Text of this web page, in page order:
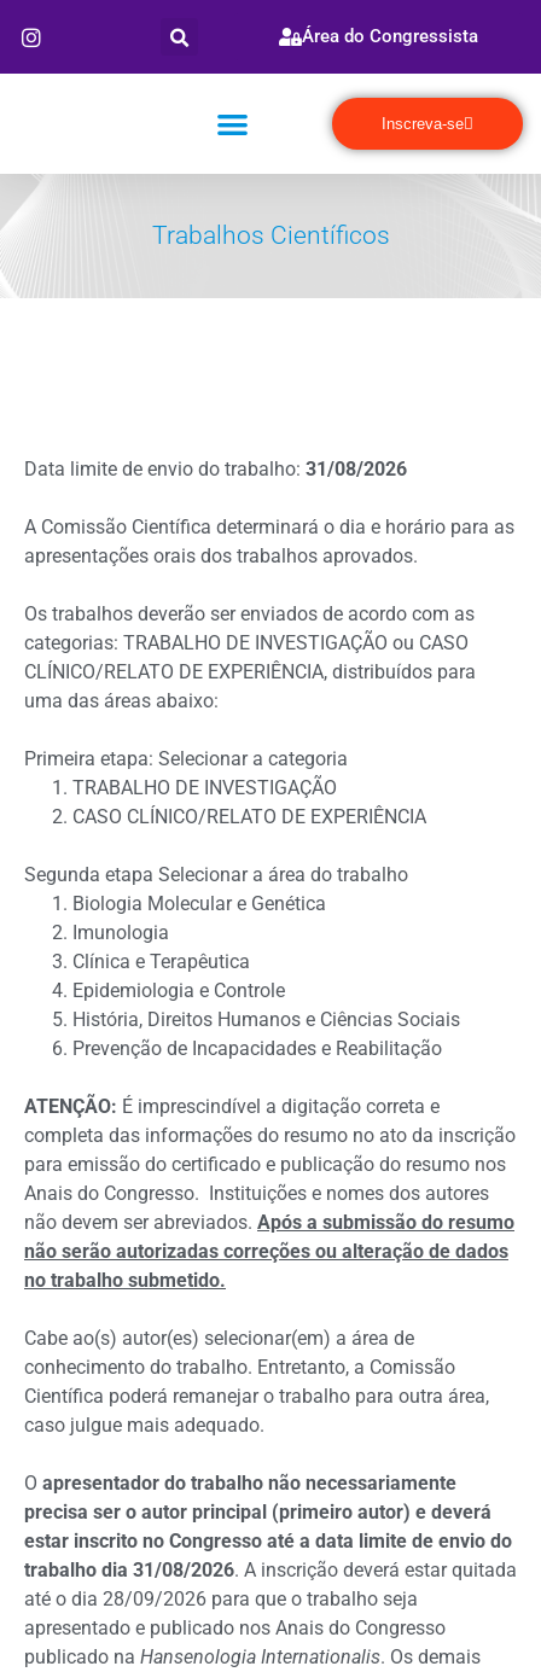
Área do Congressista
Inscreva-se
Trabalhos Científicos
Data limite de envio do trabalho: 31/08/2026
A Comissão Científica determinará o dia e horário para as
apresentações orais dos trabalhos aprovados.
Os trabalhos deverão ser enviados de acordo com as
categorias: TRABALHO DE INVESTIGAÇÃO ou CASO
CLÍNICO/RELATO DE EXPERIÊNCIA, distribuídos para
uma das áreas abaixo:
Primeira etapa: Selecionar a categoria
TRABALHO DE INVESTIGAÇÃO
CASO CLÍNICO/RELATO DE EXPERIÊNCIA
Segunda etapa Selecionar a área do trabalho
Biologia Molecular e Genética
Imunologia
Clínica e Terapêutica
Epidemiologia e Controle
História, Direitos Humanos e Ciências Sociais
Prevenção de Incapacidades e Reabilitação
ATENÇÃO: É imprescindível a digitação correta e
completa das informações do resumo no ato da inscrição
para emissão do certificado e publicação do resumo nos
Anais do Congresso. Instituições e nomes dos autores
não devem ser abreviados. Após a submissão do resumo
não serão autorizadas correções ou alteração de dados
no trabalho submetido.
Cabe ao(s) autor(es) selecionar(em) a área de
conhecimento do trabalho. Entretanto, a Comissão
Científica poderá remanejar o trabalho para outra área,
caso julgue mais adequado.
O apresentador do trabalho não necessariamente
precisa ser o autor principal (primeiro autor) e deverá
estar inscrito no Congresso até a data limite de envio do
trabalho dia 31/08/2026. A inscrição deverá estar quitada
até o dia 28/09/2026 para que o trabalho seja
apresentado e publicado nos Anais do Congresso
publicado na Hansenologia Internationalis. Os demais